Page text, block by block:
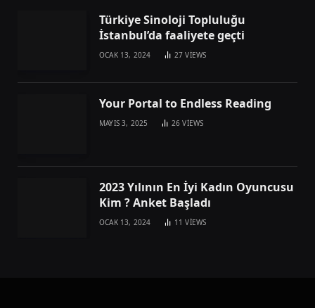
Türkiye Sinoloji Topluluğu
İstanbul’da faaliyete geçti
OCAK 13, 2024 27VIEWS
Your Portal to Endless Reading
MAYIS 3, 2025 26VIEWS
2023 Yılının En İyi Kadın Oyuncusu
Kim ? Anket Başladı
OCAK 13, 2024 11VIEWS